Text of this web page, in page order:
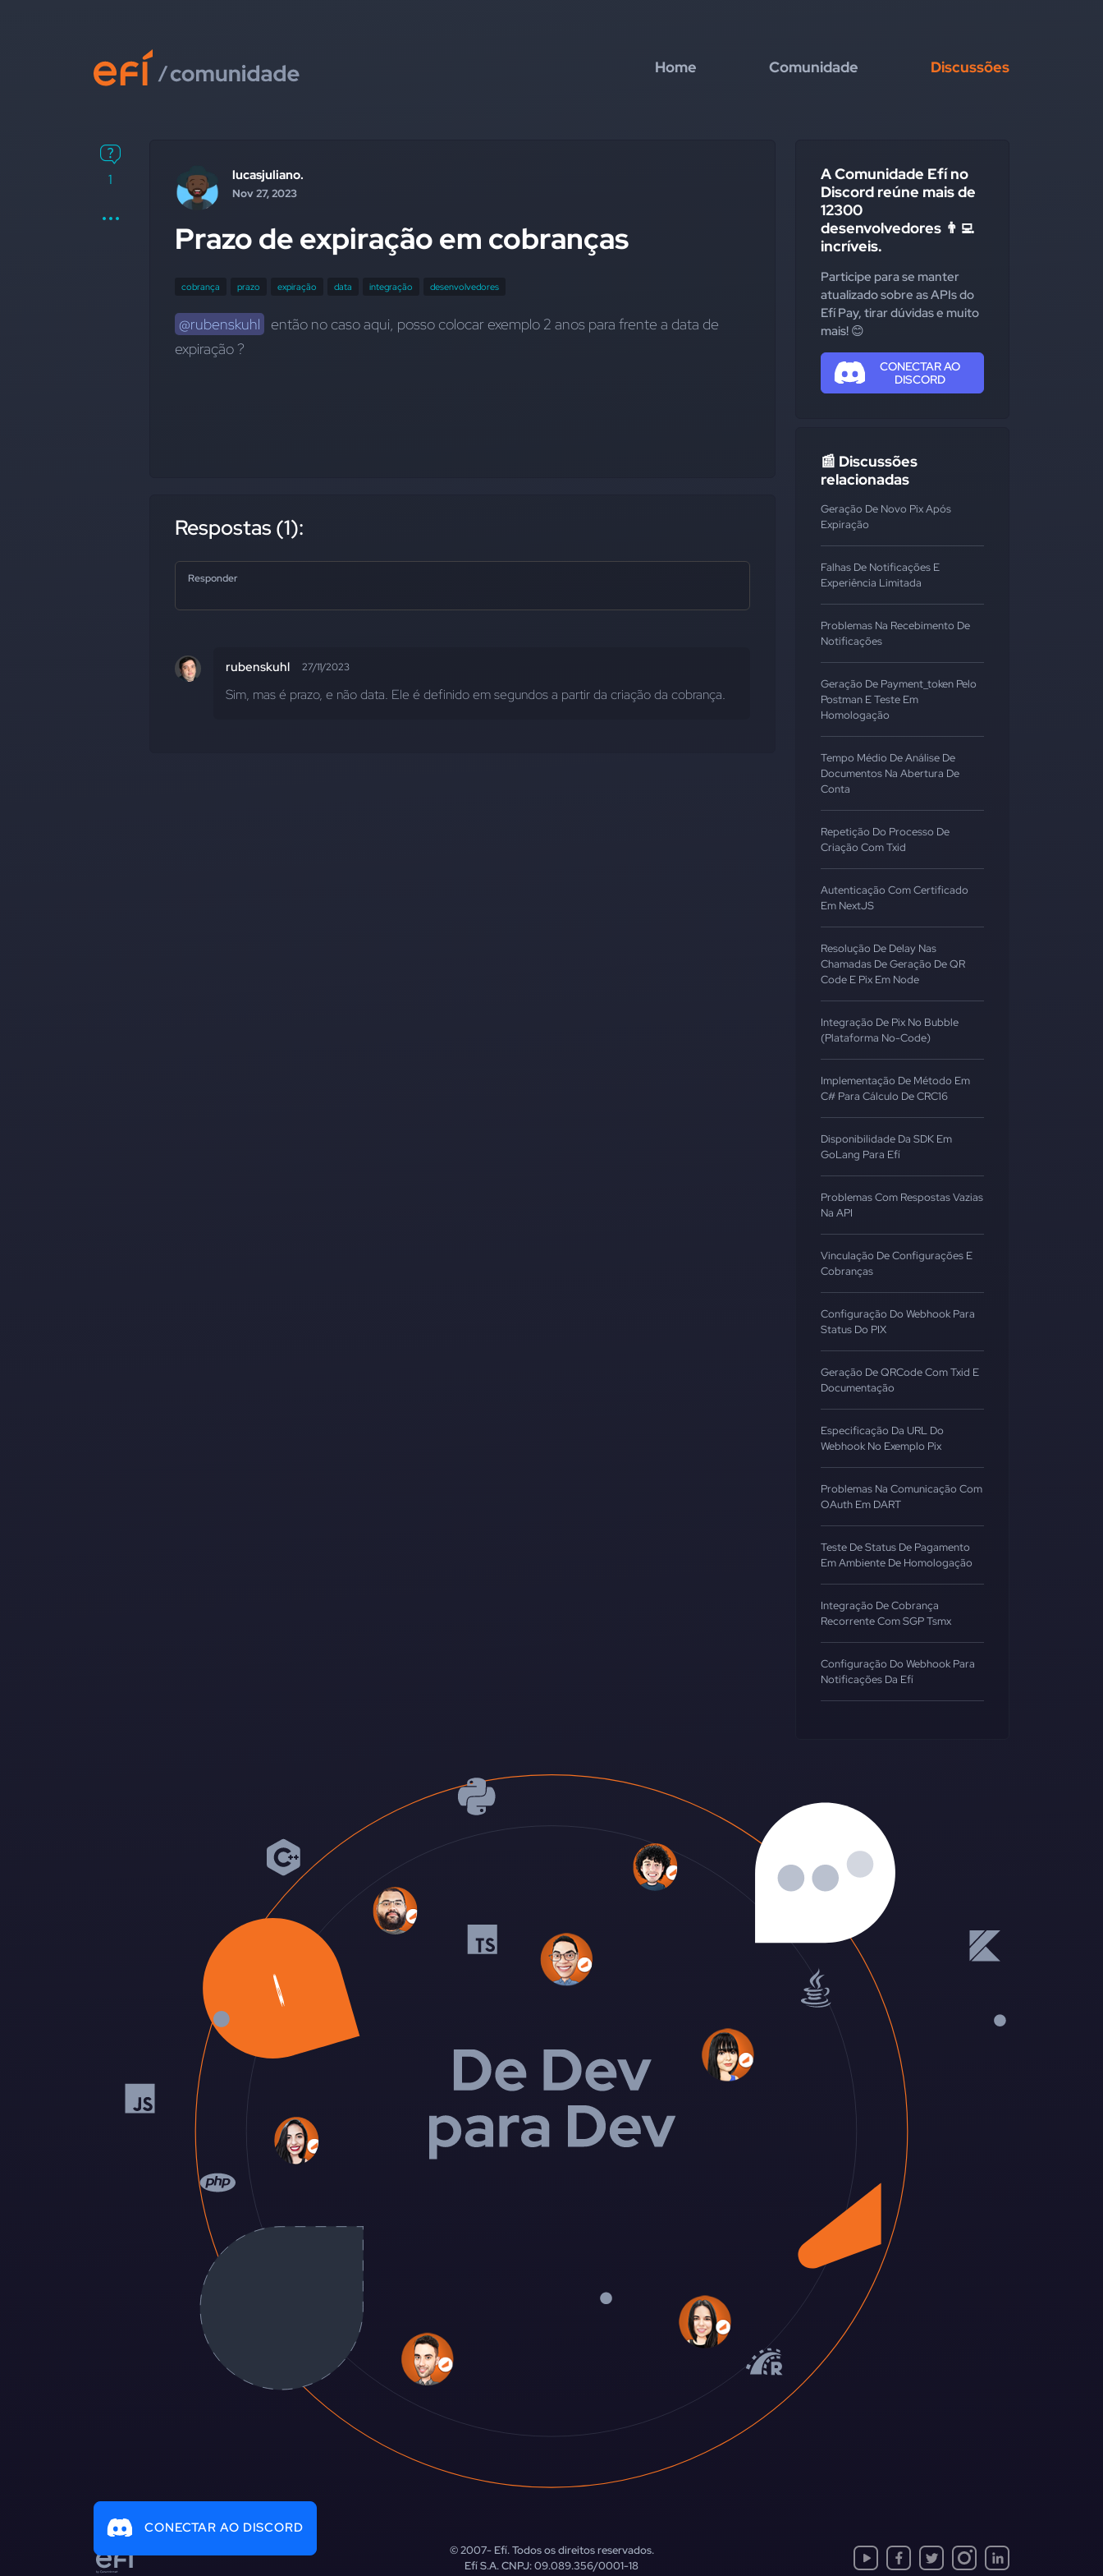
Home Comunidade Discussões
1 lucasjuliano.
Nov 27, 2023
Prazo de expiração em cobranças
cobrança prazo expiração data integração desenvolvedores
@rubenskuhl
  então no caso aqui, posso colocar exemplo 2 anos para frente a data de
expiração ?
Respostas (1):
Responder
rubenskuhl 27/11/2023
Sim, mas é prazo, e não data. Ele é definido em segundos a partir da criação da cobrança.
A Comunidade Efí no
Discord reúne mais de
12300
desenvolvedores 👨‍💻
incríveis.
Participe para se manter
atualizado sobre as APIs do
Efí Pay, tirar dúvidas e muito
mais! 😊
CONECTAR AO
DISCORD
📰 Discussões
relacionadas
Geração De Novo Pix Após
Expiração
Falhas De Notificações E
Experiência Limitada
Problemas Na Recebimento De
Notificações
Geração De Payment_token Pelo
Postman E Teste Em
Homologação
Tempo Médio De Análise De
Documentos Na Abertura De
Conta
Repetição Do Processo De
Criação Com Txid
Autenticação Com Certificado
Em NextJS
Resolução De Delay Nas
Chamadas De Geração De QR
Code E Pix Em Node
Integração De Pix No Bubble
(Plataforma No-Code)
Implementação De Método Em
C# Para Cálculo De CRC16
Disponibilidade Da SDK Em
GoLang Para Efí
Problemas Com Respostas Vazias
Na API
Vinculação De Configurações E
Cobranças
Configuração Do Webhook Para
Status Do PIX
Geração De QRCode Com Txid E
Documentação
Especificação Da URL Do
Webhook No Exemplo Pix
Problemas Na Comunicação Com
OAuth Em DART
Teste De Status De Pagamento
Em Ambiente De Homologação
Integração De Cobrança
Recorrente Com SGP Tsmx
Configuração Do Webhook Para
Notificações Da Efí
CONECTAR AO DISCORD
© 2007-Efí. Todos os direitos reservados.
Efí S.A. CNPJ: 09.089.356/0001-18